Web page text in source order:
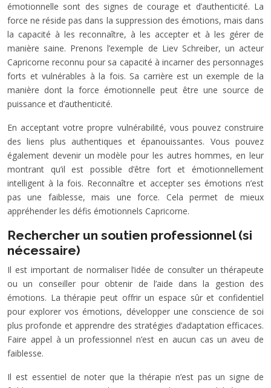
émotionnelle sont des signes de courage et d’authenticité. La
force ne réside pas dans la suppression des émotions, mais dans
la capacité à les reconnaître, à les accepter et à les gérer de
manière saine. Prenons l’exemple de Liev Schreiber, un acteur
Capricorne reconnu pour sa capacité à incarner des personnages
forts et vulnérables à la fois. Sa carrière est un exemple de la
manière dont la force émotionnelle peut être une source de
puissance et d’authenticité.
En acceptant votre propre vulnérabilité, vous pouvez construire
des liens plus authentiques et épanouissantes. Vous pouvez
également devenir un modèle pour les autres hommes, en leur
montrant qu’il est possible d’être fort et émotionnellement
intelligent à la fois. Reconnaître et accepter ses émotions n’est
pas une faiblesse, mais une force. Cela permet de mieux
appréhender les défis émotionnels Capricorne.
Rechercher un soutien professionnel (si
nécessaire)
Il est important de normaliser l’idée de consulter un thérapeute
ou un conseiller pour obtenir de l’aide dans la gestion des
émotions. La thérapie peut offrir un espace sûr et confidentiel
pour explorer vos émotions, développer une conscience de soi
plus profonde et apprendre des stratégies d’adaptation efficaces.
Faire appel à un professionnel n’est en aucun cas un aveu de
faiblesse.
Il est essentiel de noter que la thérapie n’est pas un signe de